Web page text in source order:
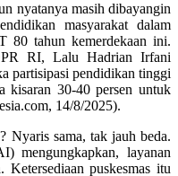
nyatanya masih dibayangin
masyarakat dalam
80 tahun kemerdekaan ini.
RI, Lalu Hadrian Irfani
partisipasi pendidikan tinggi
kisaran 30-40 persen untuk
14/8/2025).
Nyaris sama, tak jauh beda.
mengungkapkan, layanan
Ketersediaan puskesmas itu